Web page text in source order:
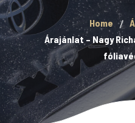
Home
Árajánlat – Nagy